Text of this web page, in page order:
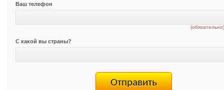
Ваш телефон
С какой вы страны?